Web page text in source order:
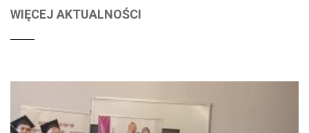
WIĘCEJ AKTUALNOŚCI